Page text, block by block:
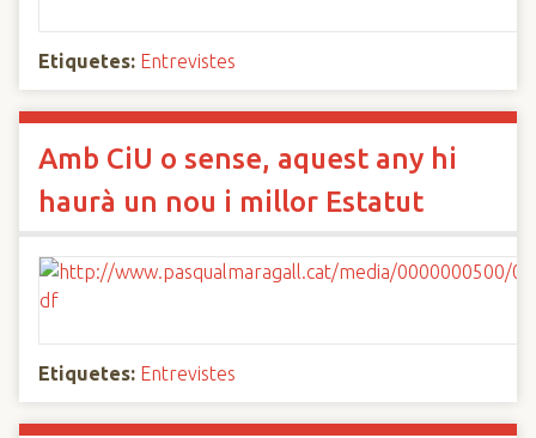
Etiquetes: Entrevistes
Amb CiU o sense, aquest any hi
haurà un nou i millor Estatut
Etiquetes: Entrevistes